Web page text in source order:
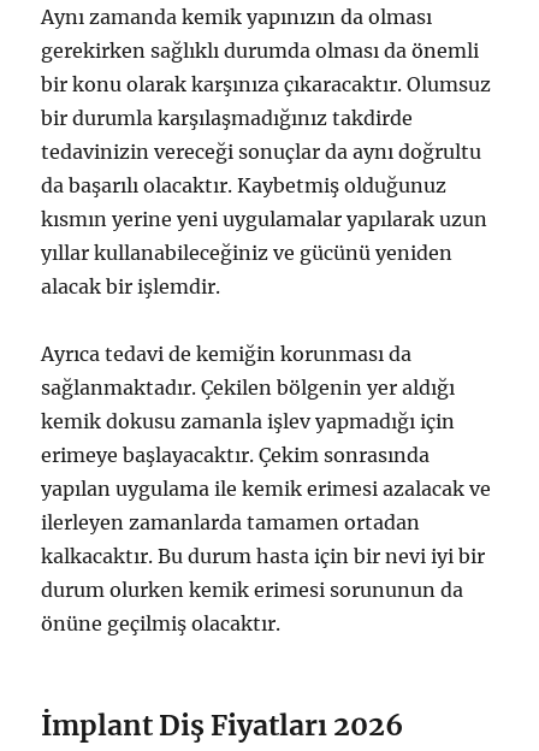
Aynı zamanda kemik yapınızın da olması
gerekirken sağlıklı durumda olması da önemli
bir konu olarak karşınıza çıkaracaktır. Olumsuz
bir durumla karşılaşmadığınız takdirde
tedavinizin vereceği sonuçlar da aynı doğrultu
da başarılı olacaktır. Kaybetmiş olduğunuz
kısmın yerine yeni uygulamalar yapılarak uzun
yıllar kullanabileceğiniz ve gücünü yeniden
alacak bir işlemdir.
Ayrıca tedavi de kemiğin korunması da
sağlanmaktadır. Çekilen bölgenin yer aldığı
kemik dokusu zamanla işlev yapmadığı için
erimeye başlayacaktır. Çekim sonrasında
yapılan uygulama ile kemik erimesi azalacak ve
ilerleyen zamanlarda tamamen ortadan
kalkacaktır. Bu durum hasta için bir nevi iyi bir
durum olurken kemik erimesi sorununun da
önüne geçilmiş olacaktır.
İmplant Diş Fiyatları 2026